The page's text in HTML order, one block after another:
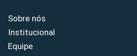
Sobre nós
Institucional
Equipe